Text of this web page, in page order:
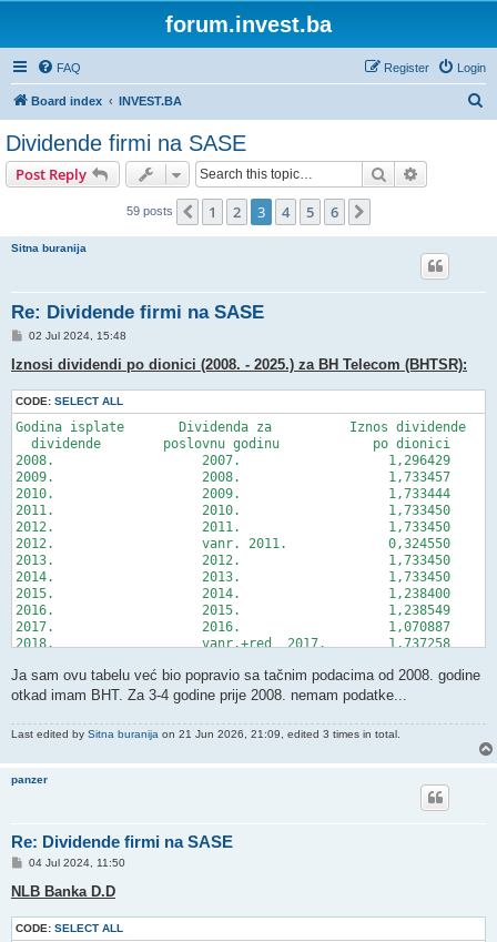
forum.invest.ba
FAQ Login
Register
Board index INVEST.BA
Dividende firmi na SASE
Post Reply Search
59 posts Previous
1 2 3 4 5 6
Sitna buranija
Re: Dividende firmi na SASE
P
s
t
02 Jul 2024, 15:48
Iznosi dividendi po dionici (2008. - 2025.) za BH Telecom (BHTSR):
CODE: SELECT ALL
Godina isplate       Dividenda za          Iznos dividende
  dividende        poslovnu godinu	      po dionici
2008.			2007.			1,296429
2009.			2008.			1,733457
2010.			2009.			1,733444
2011.			2010.			1,733450
2012.			2011.  			1,733450
2012.			vanr. 2011.		0,324550
2013.			2012.			1,733450
2014.			2013.			1,733450
2015.			2014.			1,238400
2016.			2015.			1,238549
2017.			2016.			1,070887
2018.			vanr.+red  2017.	1,737258
2020.			2019.			0,551551
2021.			2020.			0,551551
2022.			2021.			0,551551
2025.			vanr. 2023.		0,173401
Ja sam ovu tabelu već bio popravio sa tačnim podacima od 2008. godine
otkad imam BHT. Za 3-4 godine prije 2008. nemam podatke...
Last edited by Sitna buranija on 21 Jun 2026, 21:09, edited 3 times in total.
panzer
Re: Dividende firmi na SASE
P
s
t
04 Jul 2024, 11:50
NLB Banka D.D
CODE: SELECT ALL